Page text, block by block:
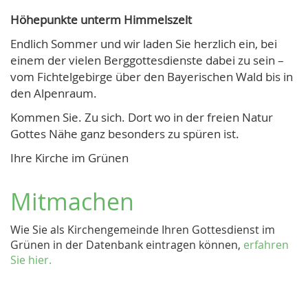
Höhepunkte unterm Himmelszelt
Endlich Sommer und wir laden Sie herzlich ein, bei
einem der vielen Berggottesdienste dabei zu sein –
vom Fichtelgebirge über den Bayerischen Wald bis in
den Alpenraum.
Kommen Sie. Zu sich. Dort wo in der freien Natur
Gottes Nähe ganz besonders zu spüren ist.
Ihre Kirche im Grünen
Mitmachen
Wie Sie als Kirchengemeinde Ihren Gottesdienst im
Grünen in der Datenbank eintragen können, erfahren
Sie hier.